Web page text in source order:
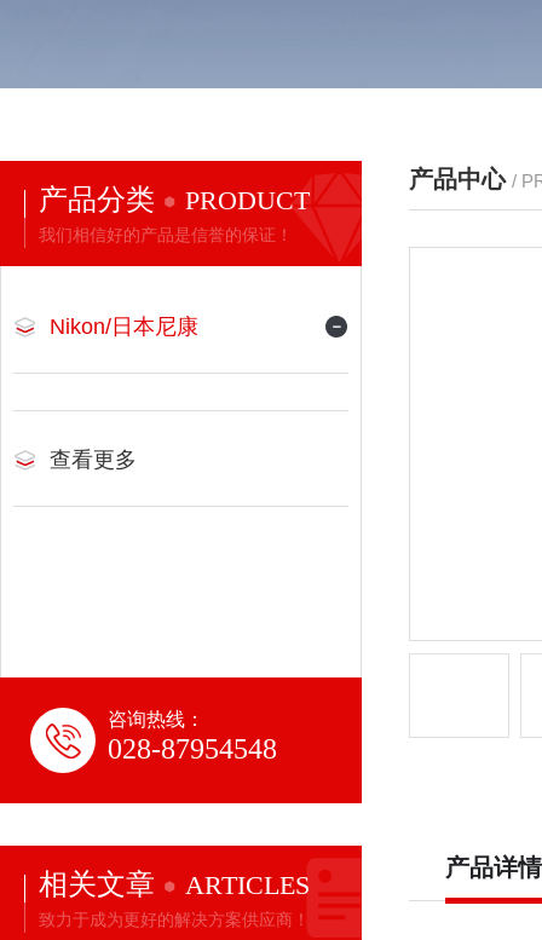
产品分类 PRODUCT
我们相信好的产品是信誉的保证！
Nikon/日本尼康
查看更多
咨询热线：
028-87954548
相关文章 ARTICLES
致力于成为更好的解决方案供应商！
产品中心 /
产品详情